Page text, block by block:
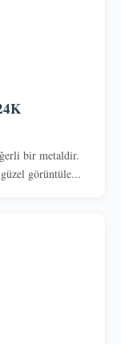
bir metaldir.
görüntüle...